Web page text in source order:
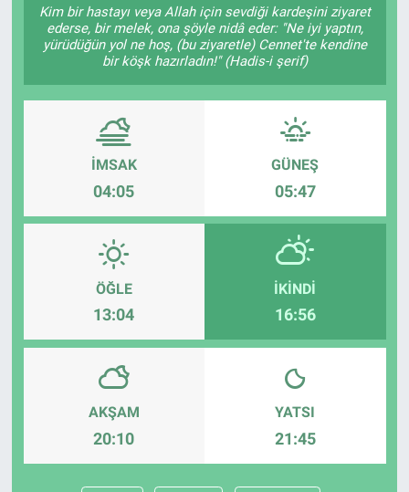
Kim bir hastayı veya Allah için sevdiği kardeşini ziyaret
ederse, bir melek, ona şöyle nidâ eder: "Ne iyi yaptın,
yürüdüğün yol ne hoş, (bu ziyaretle) Cennet'te kendine
bir köşk hazırladın!" (Hadis-i şerif)
İMSAK
04:05
GÜNEŞ
05:47
ÖĞLE
13:04
İKINDI
16:56
AKŞAM
20:10
YATSI
21:45
Resmi İlanlar
Sağlık
Son Dakika
Uşak Haberleri